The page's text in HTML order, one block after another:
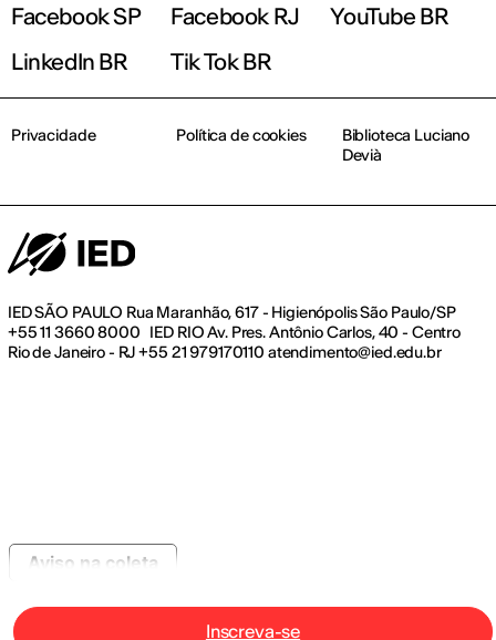
Inscreva-se
Facebook SP
Facebook RJ
YouTube BR
LinkedIn BR
Tik Tok BR
IED SÃO PAULO Rua Maranhão, 617 - Higienópolis São Paulo/SP
+55 11 3660 8000 IED RIO Av. Pres. Antônio Carlos, 40 - Centro
Rio de Janeiro - RJ +55 21 979170110 atendimento@ied.edu.br
Privacidade Política de cookies
Biblioteca Luciano
Devià
Aviso na coleta